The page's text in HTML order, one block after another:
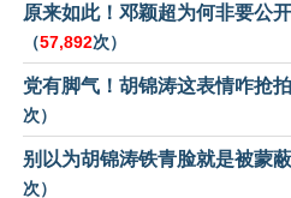
原来如此！邓颖超为何非要公
（57,892次）
党有脚气！胡锦涛这表情咋抢
次）
别以为胡锦涛铁青脸就是被蒙
次）